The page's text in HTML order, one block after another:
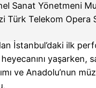
Sanat Yönetmeni
Telekom Opera
İstanbul’daki ilk
ve Anadolu’nun